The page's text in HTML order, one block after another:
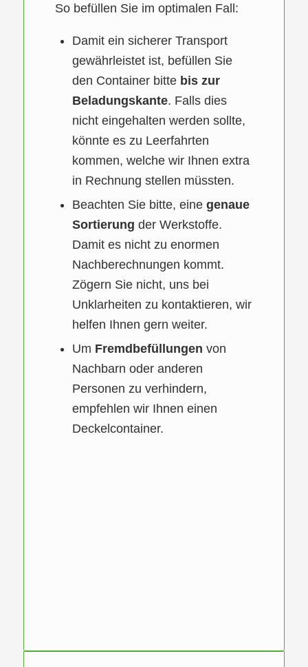
So befüllen Sie im optimalen Fall:
Damit ein sicherer Transport
gewährleistet ist, befüllen Sie
den Container bitte bis zur
Beladungskante. Falls dies
nicht eingehalten werden sollte,
könnte es zu Leerfahrten
kommen, welche wir Ihnen extra
in Rechnung stellen müssten.
Beachten Sie bitte, eine genaue
Sortierung der Werkstoffe.
Damit es nicht zu enormen
Nachberechnungen kommt.
Zögern Sie nicht, uns bei
Unklarheiten zu kontaktieren, wir
helfen Ihnen gern weiter.
Um Fremdbefüllungen von
Nachbarn oder anderen
Personen zu verhindern,
empfehlen wir Ihnen einen
Deckelcontainer.